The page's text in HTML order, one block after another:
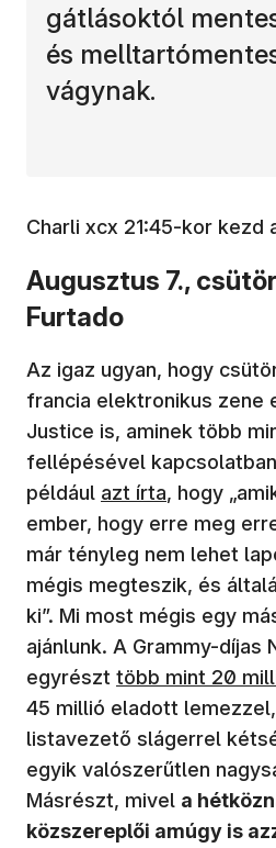
gátlásoktól
és
vágynak.
Charli xcx 21:45-kor kezd
Augusztus 7.,
Furtado
Az igaz ugyan, hogy
francia elektronikus zene
Justice is, aminek több
fellépésével
például (új ablakban nyílik
azt írta, hogy
ember, hogy erre meg
már tényleg nem lehet
mégis megteszik, és
ki”. Mi most mégis egy
ajánlunk. A Grammy-díjas
egyrészt (új ablakban
több mint 20
45 millió eladott
listavezető slágerrel
egyik valószerűtlen
Másrészt, mivel a
közszereplői amúgy is